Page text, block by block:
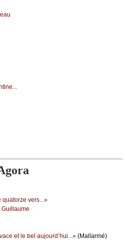
quаtоrzе vеrs...»
еt lе bеl аuјоurd’hui...» (Μаllаrmé)